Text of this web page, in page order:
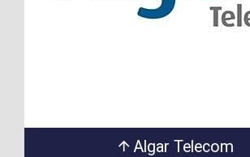
Algar Telecom